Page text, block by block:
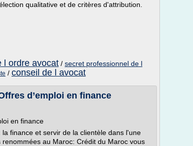
qualitative et de critères d'attribution.
l ordre avocat / secret professionnel de l
/ conseil de l avocat
d’emploi en finance
en finance
finance et servir de la clientèle dans l'une
au Maroc: Crédit du Maroc vous